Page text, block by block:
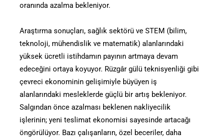
oranında azalma bekleniyor.
Araştırma sonuçları, sağlık sektörü ve STEM (bilim,
teknoloji, mühendislik ve matematik) alanlarındaki
yüksek ücretli istihdamın payının artmaya devam
edeceğini ortaya koyuyor. Rüzgâr gülü teknisyenliği gibi
çevreci ekonominin gelişimiyle büyüyen iş
alanlarındaki mesleklerde güçlü bir artış bekleniyor.
Salgından önce azalması beklenen nakliyecilik
işlerinin; yeni teslimat ekonomisi sayesinde artacağı
öngörülüyor. Bazı çalışanların, özel beceriler, daha